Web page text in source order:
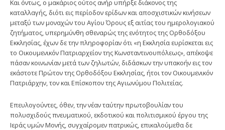
Και όντως, ο μακάριος ούτος ανήρ υπήρξε διάκονος της
καταλλαγής, διότι εις περίοδον ερίδων και αποσχιστικών κινήσεων
μεταξύ των μοναχών του Αγίου Όρους εξ αιτίας του ημερολογιακού
ζητήματος, υπερημύνθη σθεναρώς της ενότητος της Ορθοδόξου
Εκκλησίας, έχων δε την πληροφορίαν ότι «η Εκκλησία ευρίσκεται εις
το Οικουμενικόν Πατριαρχείον της Κωνσταντινουπόλεως», απέκοψε
πάσαν κοινωνίαν μετά των ζηλωτών, διδάσκων την υπακοήν εις τον
εκάστοτε Πρώτον της Ορθοδόξου Εκκλησίας, ήτοι τον Οικουμενικόν
Πατριάρχην, τον και Επίσκοπον της Αγιωνύμου Πολιτείας.
Επευλογούντες, όθεν, την νέαν ταύτην πρωτοβουλίαν του
πολυσχιδούς πνευματικού, εκδοτικού και πολιτισμικού έργου της
Ιεράς υμών Μονής, συγχαίρομεν πατρικώς, επικαλούμεθα δε